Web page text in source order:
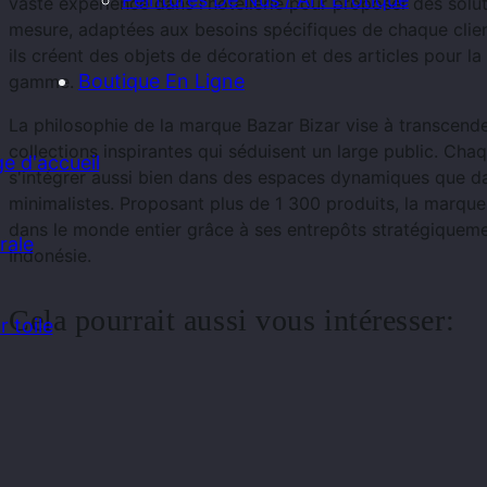
Boutique En Ligne
d'accueil
toile
mesure, adaptées aux besoins spécifiques de chaque
ils créent des objets de décoration et des articles pour
gamme.
La philosophie de la marque Bazar Bizar vise à
collections inspirantes qui séduisent un large public.
s'intégrer aussi bien dans des espaces dynamiques que
minimalistes. Proposant plus de 1 300 produits, la
dans le monde entier grâce à ses entrepôts
Indonésie.
Cela pourrait aussi vous intéresser: